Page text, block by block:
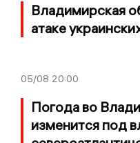
Владимирская
атаке
05/08 20:00
Погода во
изменится под